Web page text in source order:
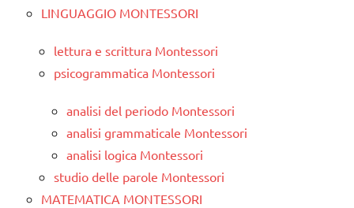
LINGUAGGIO MONTESSORI
lettura e scrittura Montessori
psicogrammatica Montessori
analisi del periodo Montessori
analisi grammaticale Montessori
analisi logica Montessori
studio delle parole Montessori
MATEMATICA MONTESSORI